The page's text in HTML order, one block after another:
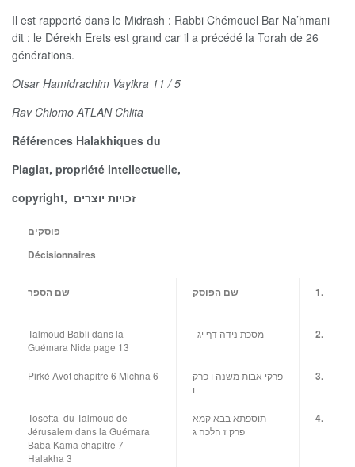
Il est rapporté dans le Midrash : Rabbi Chémouel Bar Na’hmani
dit : le Dérekh Erets est grand car il a précédé la Torah de 26
générations.
Otsar Hamidrachim Vayikra 11 / 5
Rav Chlomo ATLAN Chlita
Références Halakhiques du
Plagiat, propriété intellectuelle,
copyright, זכויות יוצרים
פוסקים
Décisionnaires
שם הספר שם הפוסק 1.
Talmoud Babli dans la
Guémara Nida page 13
מסכת נידה דף יג 2.
Pirké Avot chapitre 6 Michna 6
פרקי אבות משנה ו פרק
ו
3.
Tosefta du Talmoud de
Jérusalem dans la Guémara
Baba Kama chapitre 7
Halakha 3
תוספתא בבא קמא
פרק ז הלכה ג
4.